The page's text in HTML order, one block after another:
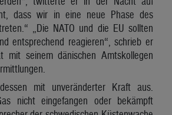
dass wir in eine neue Phase des
„Die NATO und die EU sollten
entsprechend reagieren“, schrieb er
mit seinem dänischen Amtskollegen
mit unveränderter Kraft aus.
nicht eingefangen oder bekämpft